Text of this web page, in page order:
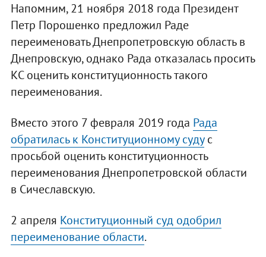
Напомним, 21 ноября 2018 года Президент
Петр Порошенко предложил Раде
переименовать Днепропетровскую область в
Днепровскую, однако Рада отказалась просить
КС оценить конституционность такого
переименования.
Вместо этого 7 февраля 2019 года Рада
обратилась к Конституционному судус
просьбой оценить конституционность
переименования Днепропетровской области
в Сичеславскую.
2 апреля Конституционный суд одобрил
переименование области.